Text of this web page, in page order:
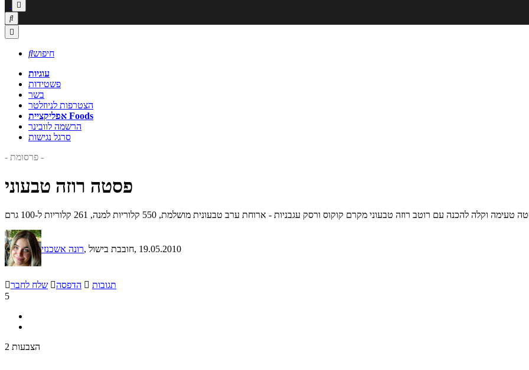



חיפוש
עוגיות
פשטידות
בשר
הצטרפות לניוזלטר
אפליקציית Foods
הרשמה לוובינר
סרגל נגישות
- פרסומת -
פסטה רוזה טבעוני
טעימה וקלה להכנה עם רוטב רוזה טבעוני מקרם קוקוס ורסק עגבניות - ארוחת ערב טבעונית מושלמת, 550 קלוריות למנה, 261 קלוריות ל-100 גרם
רונה אשכנזי , חובבת בישול, 19.05.2010
שלח לחבר הדפסה  תגובות
5
2 הצבעות